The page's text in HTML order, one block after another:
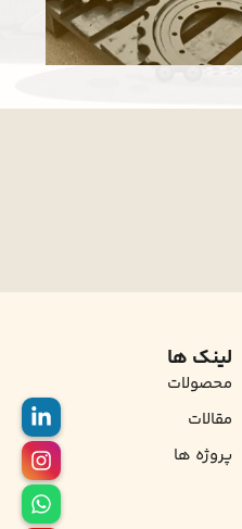
لینک ها
محصولات
مقالات
پروژه ها